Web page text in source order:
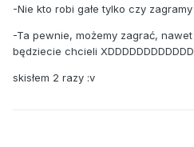
-Nie kto robi gałe tylko czy zagramy
-Ta pewnie, możemy zagrać,
będziecie chcieli XDDDDDDDDDDDD
skisłem 2 razy :v